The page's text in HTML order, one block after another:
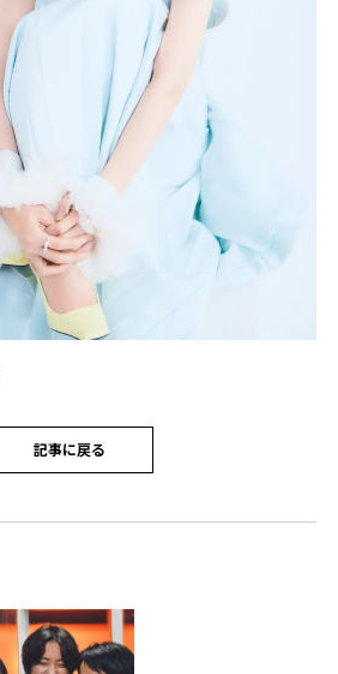
記事に戻る